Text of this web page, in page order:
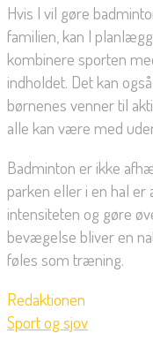
Hvis I vil gøre
familien, kan I
kombinere sporten
indholdet. Det kan
børnenes venner til
alle kan være med
Badminton er ikke
parken eller i en hal er
intensiteten og gøre
bevægelse bliver en
føles som træning.
Redaktionen
Sport og sjov